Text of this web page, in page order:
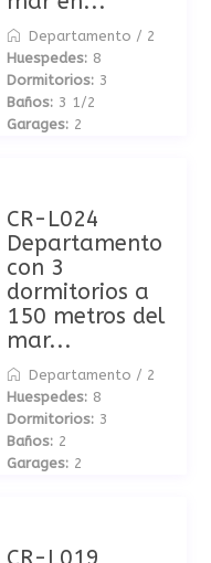
Departamento / 2
Huespedes: 8
Dormitorios: 3
Baños: 3 1/2
Garages: 2
CR-L024
Departamento
con 3
dormitorios a
150 metros del
mar...
Departamento / 2
Huespedes: 8
Dormitorios: 3
Baños: 2
Garages: 2